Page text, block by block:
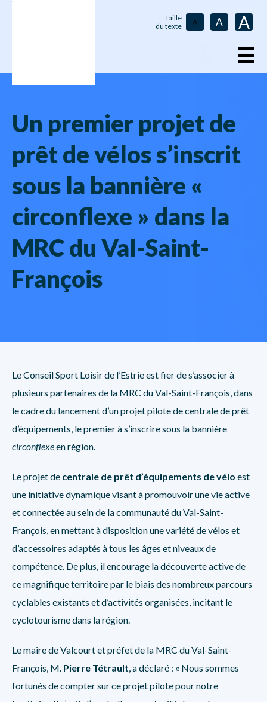
Taille
du texte
A A A
☰
Un premier projet de
prêt de vélos s’inscrit
sous la bannière «
circonflexe » dans la
MRC du Val-Saint-
François
Le Conseil Sport Loisir de l’Estrie est fier de s’associer à
plusieurs partenaires de la MRC du Val-Saint-François, dans
le cadre du lancement d’un projet pilote de centrale de prêt
d’équipements, le premier à s’inscrire sous la bannière
circonflexeen région.
Le projet de centrale de prêt d’équipements de vélo est
une initiative dynamique visant à promouvoir une vie active
et connectée au sein de la communauté du Val-Saint-
François, en mettant à disposition une variété de vélos et
d’accessoires adaptés à tous les âges et niveaux de
compétence. De plus, il encourage la découverte active de
ce magnifique territoire par le biais des nombreux parcours
cyclables existants et d’activités organisées, incitant le
cyclotourisme dans la région.
Le maire de Valcourt et préfet de la MRC du Val-Saint-
François, M. Pierre Tétrault, a déclaré : « Nous sommes
fortunés de compter sur ce projet pilote pour notre